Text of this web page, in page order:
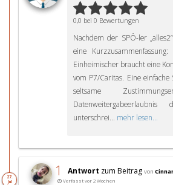
0,0 bei 0 Bewertungen
Nachdem der SPÖ-ler
eine
Einheimischer braucht eine
vom P7/Caritas. Eine einfache
seltsame
unterschrei... mehr lesen...
27.
Jul
1 Antwort zum Beitrag von
Verfasst vor 2 Wochen